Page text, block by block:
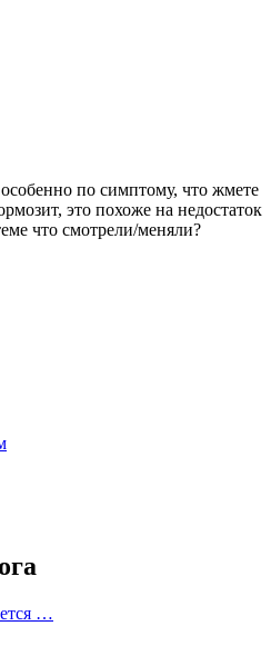
по симптому, что жмете
это похоже на недостаток
что смотрели/меняли?
…